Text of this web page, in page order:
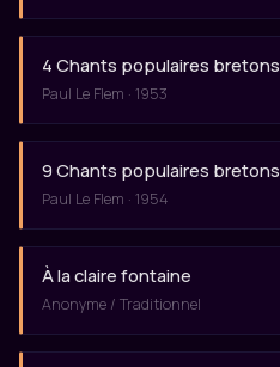
4 Chants populaires bretons
Paul Le Flem · 1953
9 Chants populaires bretons
Paul Le Flem · 1954
À la claire fontaine
Anonyme / Traditionnel